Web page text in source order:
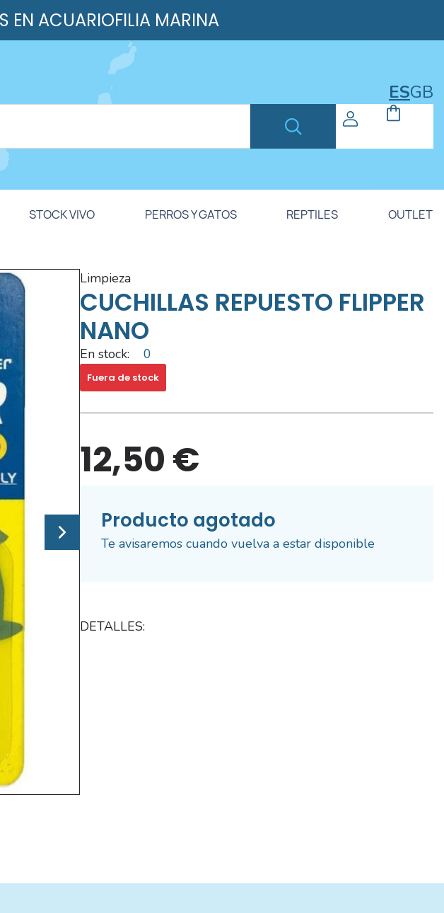
EN ACUARIOFILIA MARINA
ESGB
STOCK VIVO PERROS Y GATOS REPTILES OUTLET
limpieza
CUCHILLAS REPUESTO FLIPPER
NANO
En stock: 0
Fuera de stock
12,50 €
Producto agotado
Te avisaremos cuando vuelva a estar disponible
DETALLES: